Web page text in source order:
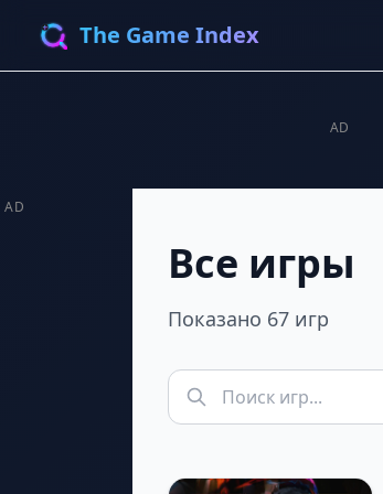
The Game Index
AD
AD
Все игры
Показано 67 игр